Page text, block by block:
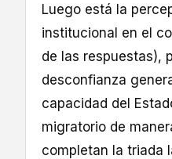
Luego está la
institucional en el
de las respuestas),
desconfianza
capacidad del
migratorio de
completan la triada